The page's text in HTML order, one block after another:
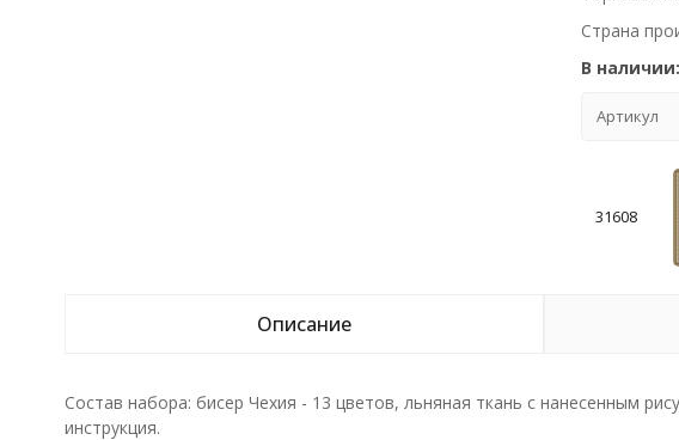
Страна
В наличии:
Артикул
31608
Описание
Состав набора: бисер Чехия - 13 цветов, льняная ткань с нанесенным
инструкция.